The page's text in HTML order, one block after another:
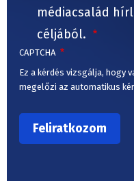
médiacsalád
céljából.
CAPTCHA
Ez a kérdés vizsgálja, hogy
megelőzi az automatikus